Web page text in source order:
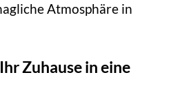
Atmosphäre in
Zuhause in eine